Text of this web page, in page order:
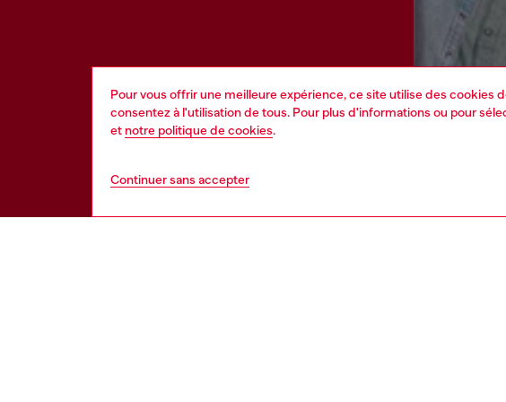
Pour vous offrir une meilleure expérience, ce site utilise des cookies
consentez à l'utilisation de tous. Pour plus d'informations ou pour
et notre politique de cookies.
Continuer sans accepter